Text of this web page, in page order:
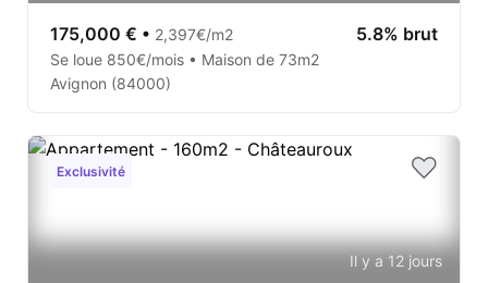
175,000 € • 2,397€/m2 5.8% brut
Se loue 850€/mois • Maison de 73m2
Avignon (84000)
Exclusivité
Il y a 12 jours